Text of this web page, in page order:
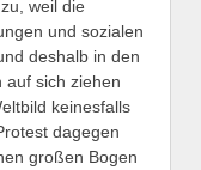
weil die
und sozialen
deshalb in den
auf sich ziehen
keinesfalls
dagegen
großen Bogen